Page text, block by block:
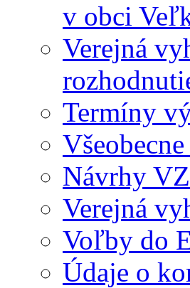
v obci
Verejná
Termíny
Návrhy
Verejná
Voľby do
Údaje o